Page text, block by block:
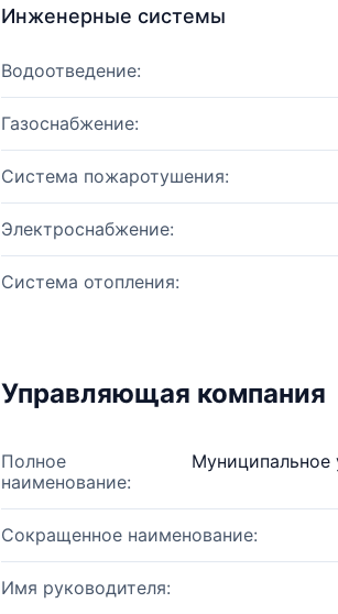
Инженерные системы
Водоотведение:
Газоснабжение:
Система пожаротушения:
Электроснабжение:
Система отопления:
Управляющая компания
Полное
наименование:
Муниципальное
Сокращенное наименование:
Имя руководителя: